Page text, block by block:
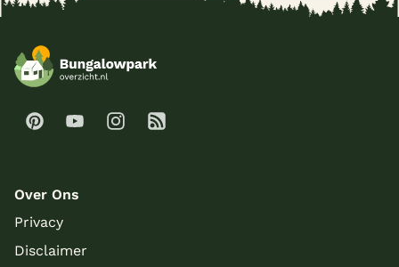
Over Ons
Privacy
Disclaimer